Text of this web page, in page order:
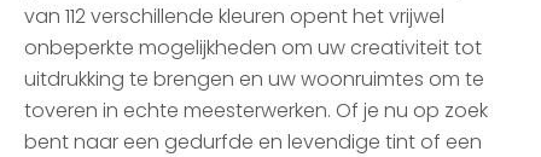
van 112 verschillende kleuren opent het vrijwel
onbeperkte mogelijkheden om uw creativiteit tot
uitdrukking te brengen en uw woonruimtes om te
toveren in echte meesterwerken. Of je nu op zoek
bent naar een gedurfde en levendige tint of een